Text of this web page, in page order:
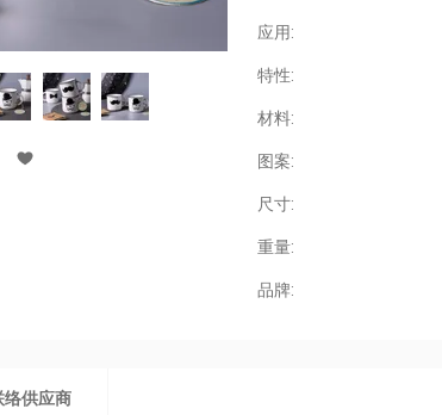
应用:
特性:
材料:
图案:
尺寸:
重量:
品牌:
络供应商